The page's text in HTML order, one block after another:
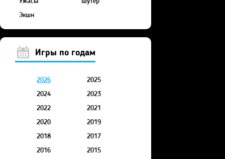
Экшн
Игры по годам
2026
2025
2024
2023
2022
2021
2020
2019
2018
2017
2016
2015